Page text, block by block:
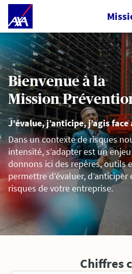
Skip to Main Content
Accueil - AXA FR Prevention
Bienvenue à la
Mission
J’évalue, j’anticipe, j’agis
Dans un contexte de risques
intensité, s’adapter est un
donnons ici des repères, outils
permettre d’évaluer, d’anticiper
risques de votre entreprise.
Chiffres